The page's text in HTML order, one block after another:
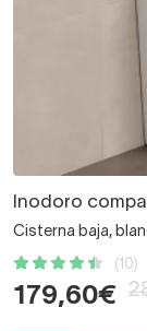
Inodoro
Cisterna baja,
(10)
179,60€